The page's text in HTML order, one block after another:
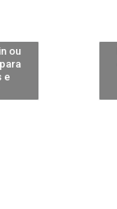
ou
e